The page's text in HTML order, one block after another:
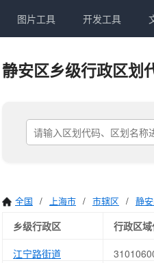
图片工具 开发工具
静安区乡级行政区划
全国 / 上海市 / 市辖区 / 静
乡级行政区 行政区
江宁路街道